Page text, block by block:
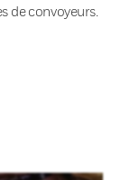
de convoyeurs.